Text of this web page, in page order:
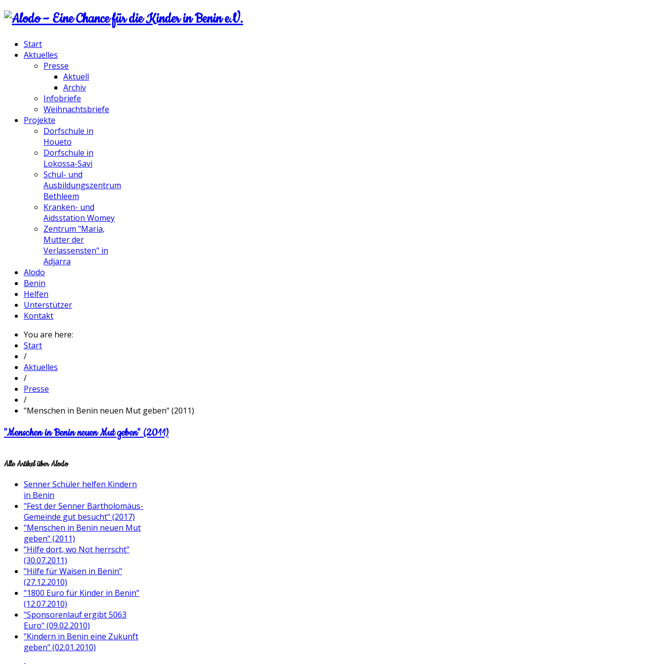
Start
Aktuelles
Presse
Aktuell
Archiv
Infobriefe
Weihnachtsbriefe
Projekte
Dorfschule in
Houeto
Dorfschule in
Lokossa-Savi
Schul- und
Ausbildungszentrum
Bethleem
Kranken- und
Aidsstation Womey
Zentrum "Maria,
Mutter der
Verlassensten" in
Adjarra
Alodo
Benin
Helfen
Unterstützer
Kontakt
You are here:
Start
/
Aktuelles
/
Presse
/
"Menschen in Benin neuen Mut geben" (2011)
"Menschen in Benin neuen Mut geben" (2011)
AlleArtikel über Alodo
Senner Schüler helfen Kindern
in Benin
"Fest der Senner Bartholomäus-
Gemeinde gut besucht" (2017)
"Menschen in Benin neuen Mut
geben" (2011)
"Hilfe dort, wo Not herrscht"
(30.07.2011)
"Hilfe für Waisen in Benin"
(27.12.2010)
"1800 Euro für Kinder in Benin"
(12.07.2010)
"Sponsorenlauf ergibt 5063
Euro" (09.02.2010)
"Kindern in Benin eine Zukunft
geben" (02.01.2010)